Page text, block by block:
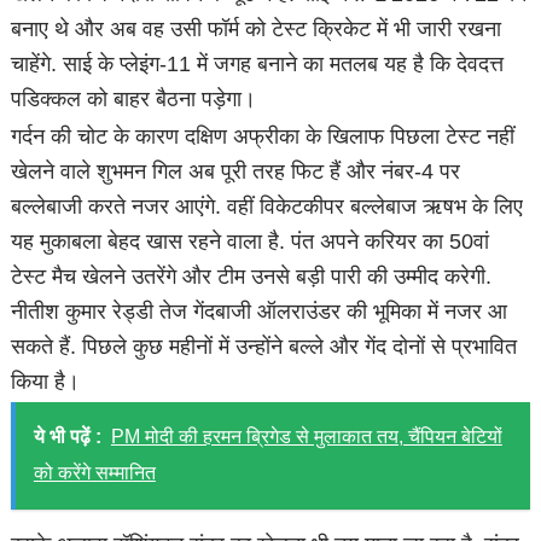
बनाए थे और अब वह उसी फॉर्म को टेस्ट क्रिकेट में भी जारी रखना
चाहेंगे. साई के प्लेइंग-11 में जगह बनाने का मतलब यह है कि देवदत्त
पडिक्कल को बाहर बैठना पड़ेगा।
गर्दन की चोट के कारण दक्षिण अफ्रीका के खिलाफ पिछला टेस्ट नहीं
खेलने वाले शुभमन गिल अब पूरी तरह फिट हैं और नंबर-4 पर
बल्लेबाजी करते नजर आएंगे. वहीं विकेटकीपर बल्लेबाज ऋषभ के लिए
यह मुकाबला बेहद खास रहने वाला है. पंत अपने करियर का 50वां
टेस्ट मैच खेलने उतरेंगे और टीम उनसे बड़ी पारी की उम्मीद करेगी.
नीतीश कुमार रेड्डी तेज गेंदबाजी ऑलराउंडर की भूमिका में नजर आ
सकते हैं. पिछले कुछ महीनों में उन्होंने बल्ले और गेंद दोनों से प्रभावित
किया है।
ये भी पढ़ें :
PM मोदी की हरमन ब्रिगेड से मुलाकात तय, चैंपियन बेटियों
को करेंगे सम्मानित